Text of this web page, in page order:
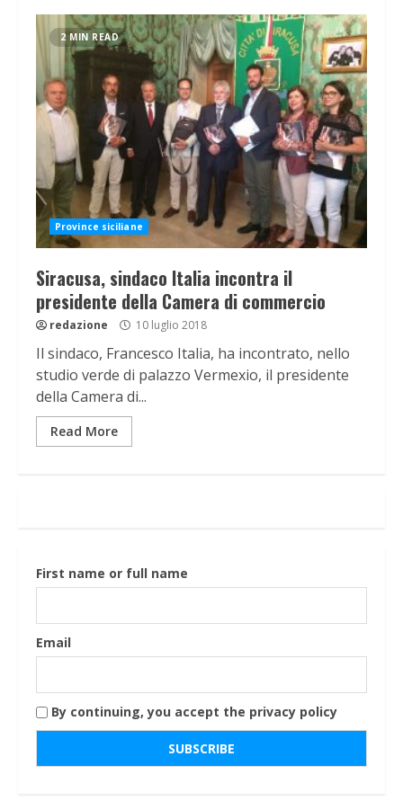
2 MIN READ
Province siciliane
Siracusa, sindaco Italia incontra il
presidente della Camera di commercio
redazione 10 luglio 2018
Il sindaco, Francesco Italia, ha incontrato, nello
studio verde di palazzo Vermexio, il presidente
della Camera di...
Read More
First name or full name
Email
By continuing, you accept the privacy policy